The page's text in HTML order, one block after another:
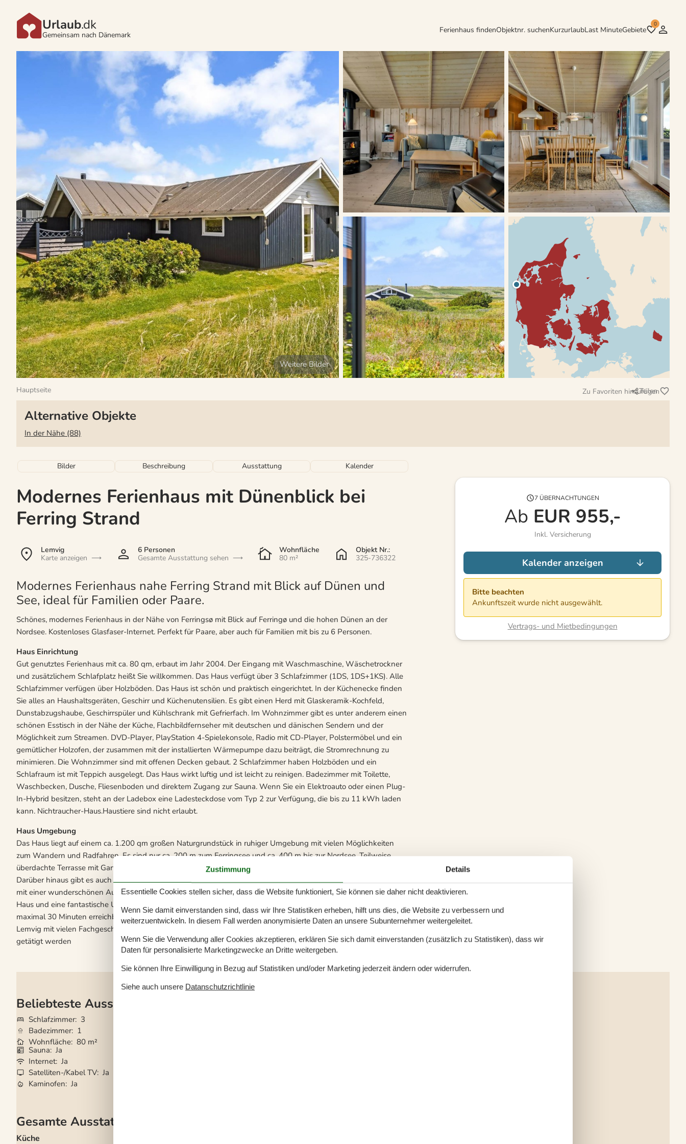
Urlaub.dk
Gemeinsam nach Dänemark
Ferienhaus findenObjektnr. suchenKurzurlaubLast MinuteGebiete
0
Hauptseite Zu Favoriten hinzufügen
Teilen
Alternative Objekte
In der Nähe (88)
Bilder Beschreibung Ausstattung Kalender
Modernes Ferienhaus mit Dünenblick bei
Ferring Strand
Lemvig
Karte anzeigen
6 Personen
Gesamte Ausstattung sehen
Wohnfläche
80 m²
Objekt Nr.:
325-736322
Modernes Ferienhaus nahe Ferring Strand mit Blick auf Dünen und
See, ideal für Familien oder Paare.
Schönes, modernes Ferienhaus in der Nähe von Ferringsø mit Blick auf Ferringø und die hohen Dünen an der
Nordsee. Kostenloses Glasfaser-Internet. Perfekt für Paare, aber auch für Familien mit bis zu 6 Personen.
Haus Einrichtung
Gut genutztes Ferienhaus mit ca. 80 qm, erbaut im Jahr 2004. Der Eingang mit Waschmaschine, Wäschetrockner
und zusätzlichem Schlafplatz heißt Sie willkommen. Das Haus verfügt über 3 Schlafzimmer (1DS, 1DS+1KS). Alle
Schlafzimmer verfügen über Holzböden. Das Haus ist schön und praktisch eingerichtet. In der Küchenecke finden
Sie alles an Haushaltsgeräten, Geschirr und Küchenutensilien. Es gibt einen Herd mit Glaskeramik-Kochfeld,
Dunstabzugshaube, Geschirrspüler und Kühlschrank mit Gefrierfach. Im Wohnzimmer gibt es unter anderem einen
schönen Esstisch in der Nähe der Küche, Flachbildfernseher mit deutschen und dänischen Sendern und der
Möglichkeit zum Streamen. DVD-Player, PlayStation 4-Spielekonsole, Radio mit CD-Player, Polstermöbel und ein
gemütlicher Holzofen, der zusammen mit der installierten Wärmepumpe dazu beiträgt, die Stromrechnung zu
minimieren. Die Wohnzimmer sind mit offenen Decken gebaut. 2 Schlafzimmer haben Holzböden und ein
Schlafraum ist mit Teppich ausgelegt. Das Haus wirkt luftig und ist leicht zu reinigen. Badezimmer mit Toilette,
Waschbecken, Dusche, Fliesenboden und direktem Zugang zur Sauna. Wenn Sie ein Elektroauto oder einen Plug-
In-Hybrid besitzen, steht an der Ladebox eine Ladesteckdose vom Typ 2 zur Verfügung, die bis zu 11 kWh laden
kann. Nichtraucher-Haus.Haustiere sind nicht erlaubt.
Haus Umgebung
Das Haus liegt auf einem ca. 1.200 qm großen Naturgrundstück in ruhiger Umgebung mit vielen Möglichkeiten
zum Wandern und Radfahren. Es sind nur ca. 200 m zum Ferringsee und ca. 400 m bis zur Nordsee. Teilweise
überdachte Terrasse mit Gartenmöbeln, Grill und Liegestühlen, die bei Bedarf verschoben werden können.
Darüber hinaus gibt es auch eine kleine, gemütliche Morgenterrasse. Alles in allem ein sehr attraktives Ferienhaus,
mit einer wunderschönen Aussicht, die den Rahmen für Ihren Urlaub nahe der Nordsee bilden wird. Schönes
Haus und eine fantastische Umgebung. Besuchen Sie die vielen Attraktionen und Erlebnisse, die innerhalb von
maximal 30 Minuten erreichbar sind, oder besuchen Sie das Fischerdorf Thyborøn oder die schöne Handelsstadt
Lemvig mit vielen Fachgeschäften. In den Sommermonaten können auf Bovbjerg Camping die nötigsten Einkäufe
getätigt werden
Beliebteste Ausstattungen
Schlafzimmer 3
Badezimmer 1
Wohnfläche 80 m²
Sauna Ja
Internet Ja
Satelliten-/Kabel TV Ja
Kaminofen Ja
Gesamte Ausstattung
Küche
7 ÜBERNACHTUNGEN
Ab EUR 955,-
Inkl. Versicherung
Kalender anzeigen
Bitte beachten
Ankunftszeit wurde nicht ausgewählt.
Vertrags- und Mietbedingungen
Zustimmung Details
Essentielle Cookies stellen sicher, dass die Website funktioniert, Sie können sie daher nicht deaktivieren.
Wenn Sie damit einverstanden sind, dass wir Ihre Statistiken erheben, hilft uns dies, die Website zu verbessern und
weiterzuentwickeln. In diesem Fall werden anonymisierte Daten an unsere Subunternehmer weitergeleitet.
Wenn Sie die Verwendung aller Cookies akzeptieren, erklären Sie sich damit einverstanden (zusätzlich zu Statistiken), dass wir
Daten für personalisierte Marketingzwecke an Dritte weitergeben.
Sie können Ihre Einwilligung in Bezug auf Statistiken und/oder Marketing jederzeit ändern oder widerrufen.
Siehe auch unsere Datanschutzrichtlinie